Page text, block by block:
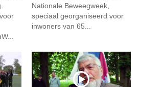
Nationale Beweegweek,
speciaal georganiseerd voor
inwoners van 65...